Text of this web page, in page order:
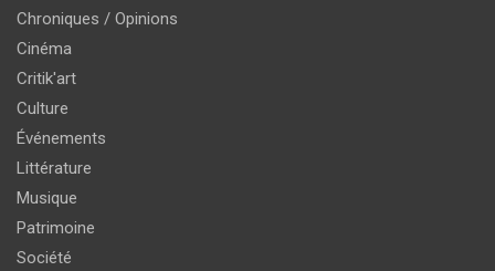
Chroniques / Opinions
Cinéma
Critik'art
Culture
Événements
Littérature
Musique
Patrimoine
Société